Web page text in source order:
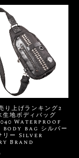
り上げランキング2
生地ボディバッグ
Waterproof
bag シルバー
リー Silver
Brand